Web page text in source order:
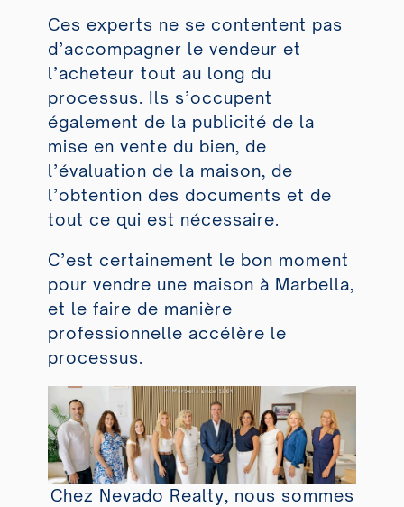
Ces experts ne se contentent pas
d’accompagner le vendeur et
l’acheteur tout au long du
processus. Ils s’occupent
également de la publicité de la
mise en vente du bien, de
l’évaluation de la maison, de
l’obtention des documents et de
tout ce qui est nécessaire.
C’est certainement le bon moment
pour vendre une maison à Marbella,
et le faire de manière
professionnelle accélère le
processus.
Chez Nevado Realty, nous sommes